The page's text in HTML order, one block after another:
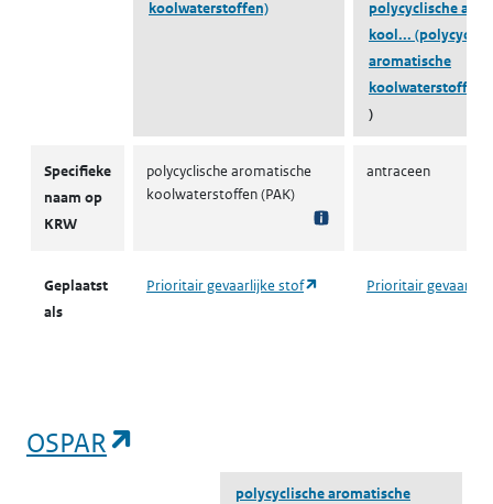
koolwaterstoffen)
polycyclische
kool...
aromatische
koolwaterstoffen)
)
Specifieke
naam op
KRW
polycyclische aromatische
koolwaterstoffen (PAK)
antraceen
Geplaatst
als
Prioritair gevaarlijke stof (opent in een nieuw
Prioritair
OSPAR
polycyclische aromatische